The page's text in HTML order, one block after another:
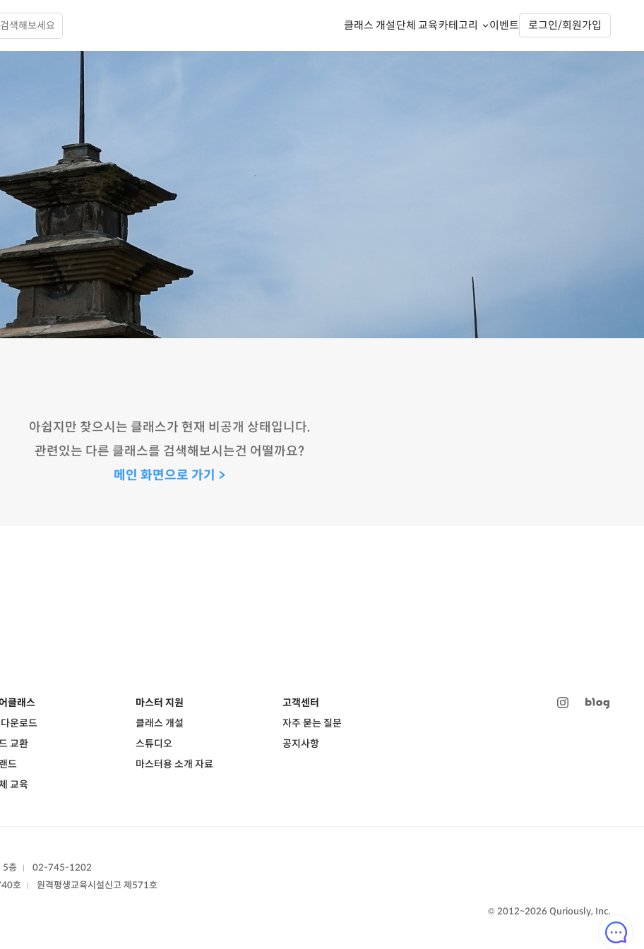
클래스 개설 단체 교육카테고리 이벤트 로그인/회원가입
아쉽지만 찾으시는 클래스가 현재 비공개 상태입니다.
관련있는 다른 클래스를 검색해보시는건 어떨까요?
메인 화면으로 가기 >
클래스
운로드
교환
드
교육
마스터 지원
클래스 개설
스튜디오
마스터용 소개 자료
고객센터
자주 묻는 질문
공지사항
5층
02-745-1202
호 원격평생교육시설신고 제571호
© 2012~2026 Quriously, Inc.